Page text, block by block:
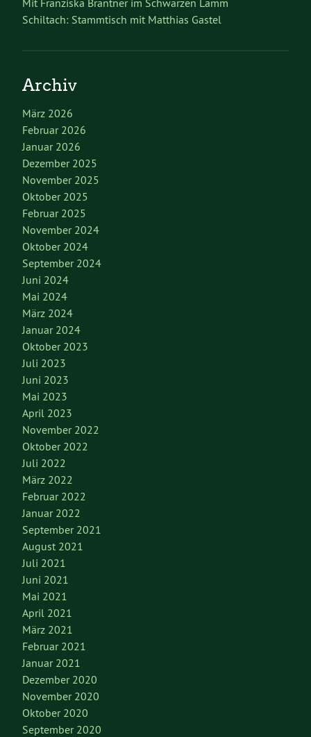
Schiltach: Stammtisch mit Matthias Gastel
Archiv
März 2026
Februar 2026
Januar 2026
Dezember 2025
November 2025
Oktober 2025
Februar 2025
November 2024
Oktober 2024
September 2024
Juni 2024
Mai 2024
März 2024
Januar 2024
Oktober 2023
Juli 2023
Juni 2023
Mai 2023
April 2023
November 2022
Oktober 2022
Juli 2022
März 2022
Februar 2022
Januar 2022
September 2021
August 2021
Juli 2021
Juni 2021
Mai 2021
April 2021
März 2021
Februar 2021
Januar 2021
Dezember 2020
November 2020
Oktober 2020
September 2020